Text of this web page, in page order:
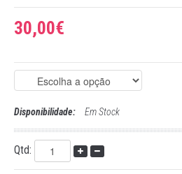
30,00€
Disponibilidade: Em Stock
Qtd: